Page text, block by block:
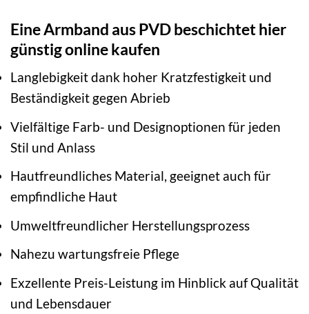
Eine Armband aus PVD beschichtet hier
günstig online kaufen
Langlebigkeit dank hoher Kratzfestigkeit und
Beständigkeit gegen Abrieb
Vielfältige Farb- und Designoptionen für jeden
Stil und Anlass
Hautfreundliches Material, geeignet auch für
empfindliche Haut
Umweltfreundlicher Herstellungsprozess
Nahezu wartungsfreie Pflege
Exzellente Preis-Leistung im Hinblick auf Qualität
und Lebensdauer